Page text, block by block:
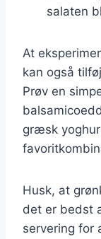
salaten
At
kan også
Prøv en
græsk
Husk, at
det er bedst
servering for